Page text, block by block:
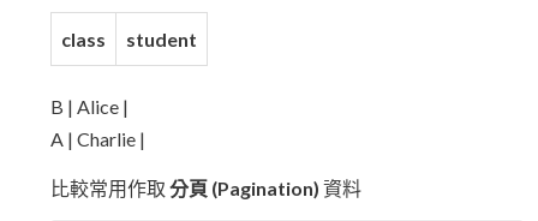
class student
B | Alice |
A | Charlie |
比較常用作取 分頁 (Pagination) 資料